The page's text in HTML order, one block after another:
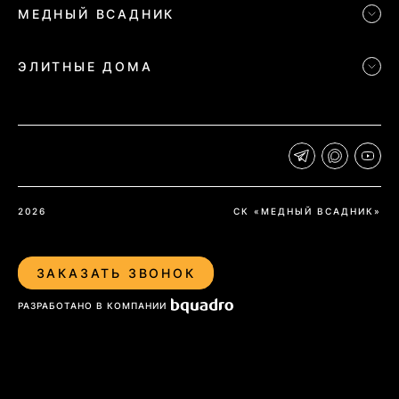
МЕДНЫЙ ВСАДНИК
ЭЛИТНЫЕ ДОМА
СК «МЕДНЫЙ ВСАДНИК»
2026
ЗАКАЗАТЬ ЗВОНОК
РАЗРАБОТАНО В КОМПАНИИ